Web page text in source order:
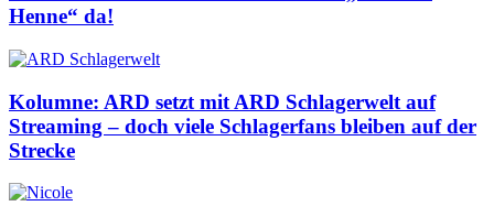
Henne“ da!
Kolumne: ARD setzt mit ARD Schlagerwelt auf
Streaming – doch viele Schlagerfans bleiben auf der
Strecke